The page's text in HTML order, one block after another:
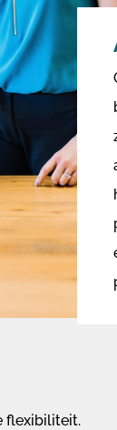
flexibiliteit.